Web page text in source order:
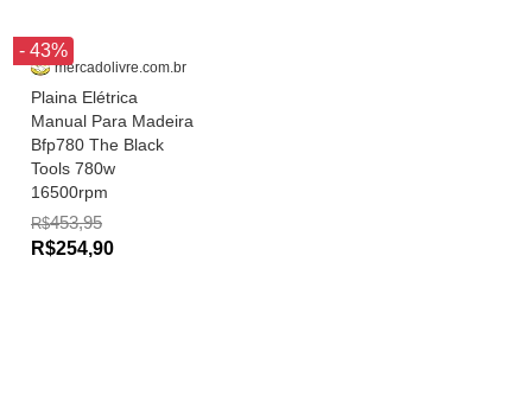
- 43%
mercadolivre.com.br
Plaina Elétrica
Manual Para Madeira
Bfp780 The Black
Tools 780w
16500rpm
R$453,95
R$254,90